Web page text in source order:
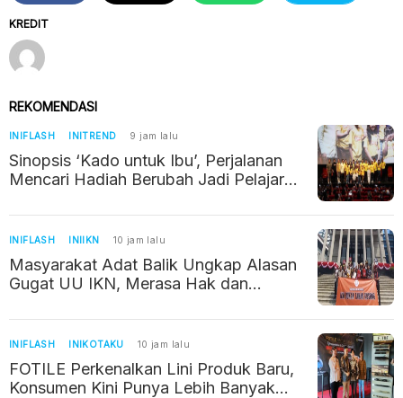
KREDIT
REKOMENDASI
INIFLASH INITREND 9 jam lalu
Sinopsis ‘Kado untuk Ibu’, Perjalanan
Mencari Hadiah Berubah Jadi Pelajaran
INIFLASH INIIKN 10 jam lalu
Masyarakat Adat Balik Ungkap Alasan
Gugat UU IKN, Merasa Hak dan
INIFLASH INIKOTAKU 10 jam lalu
FOTILE Perkenalkan Lini Produk Baru,
Konsumen Kini Punya Lebih Banyak